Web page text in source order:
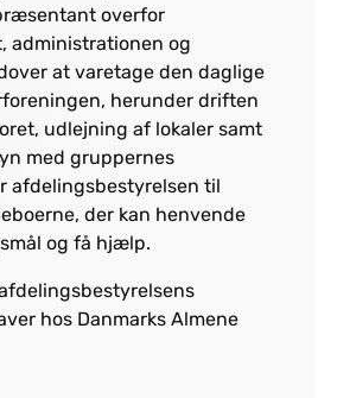
overfor
administrationen og
at varetage den daglige
herunder driften
udlejning af lokaler samt
med gruppernes
afdelingsbestyrelsen til
der kan henvende
og få hjælp.
hos Danmarks Almene